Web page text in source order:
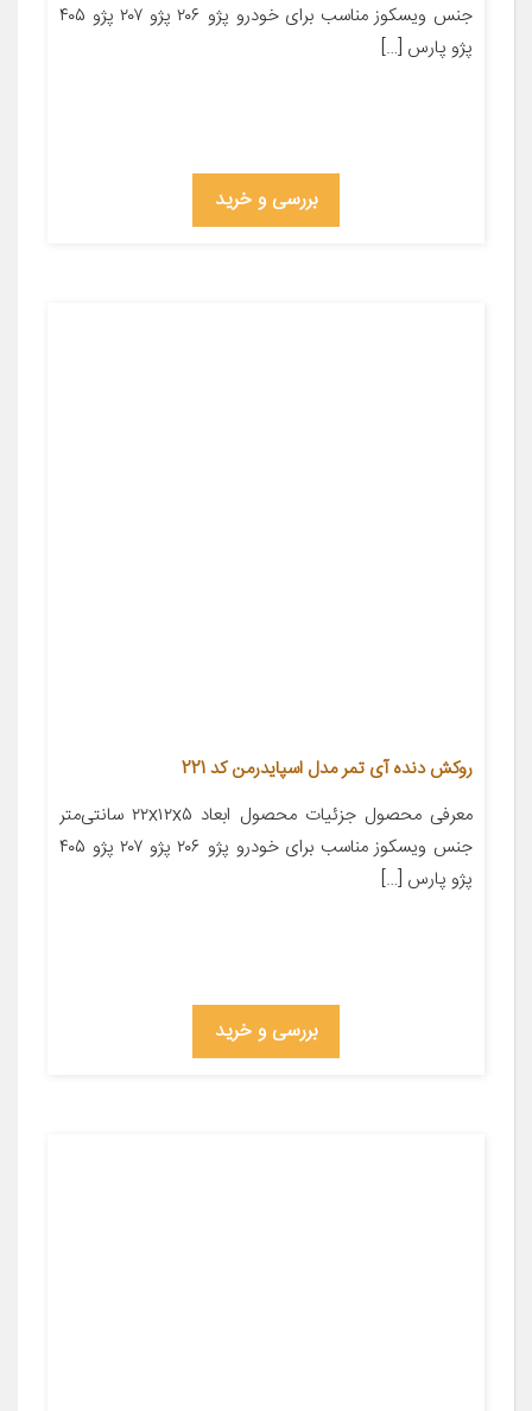
جنس ویسکوز مناسب برای خودرو پژو ۲۰۶ پژو ۲۰۷ پژو ۴۰۵
پژو پارس […]
بررسی و خرید
روکش دنده آی تمر مدل اسپایدرمن کد 221
معرفی محصول جزئیات محصول ابعاد ۲۲x۱۲x۵ سانتی‌متر
جنس ویسکوز مناسب برای خودرو پژو ۲۰۶ پژو ۲۰۷ پژو ۴۰۵
پژو پارس […]
بررسی و خرید